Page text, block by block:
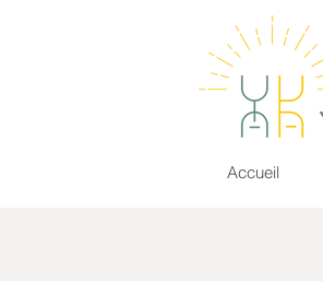
Accueil